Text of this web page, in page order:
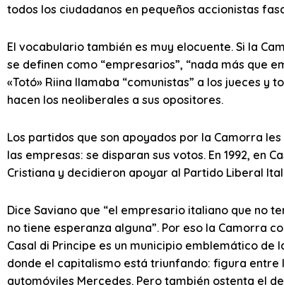
todos los ciudadanos en pequeños accionistas
El vocabulario también es muy elocuente. Si la
se definen como “empresarios”, “nada más que
«Totó» Riina llamaba “comunistas” a los jueces
hacen los neoliberales a sus opositores.
Los partidos que son apoyados por la Camorra
las empresas: se disparan sus votos. En 1992, en
Cristiana y decidieron apoyar al Partido Liberal
Dice Saviano que “el empresario italiano que no
no tiene esperanza alguna”. Por eso la Camorra
Casal di Principe es un municipio emblemático
donde el capitalismo está triunfando: figura
automóviles Mercedes. Pero también ostenta el